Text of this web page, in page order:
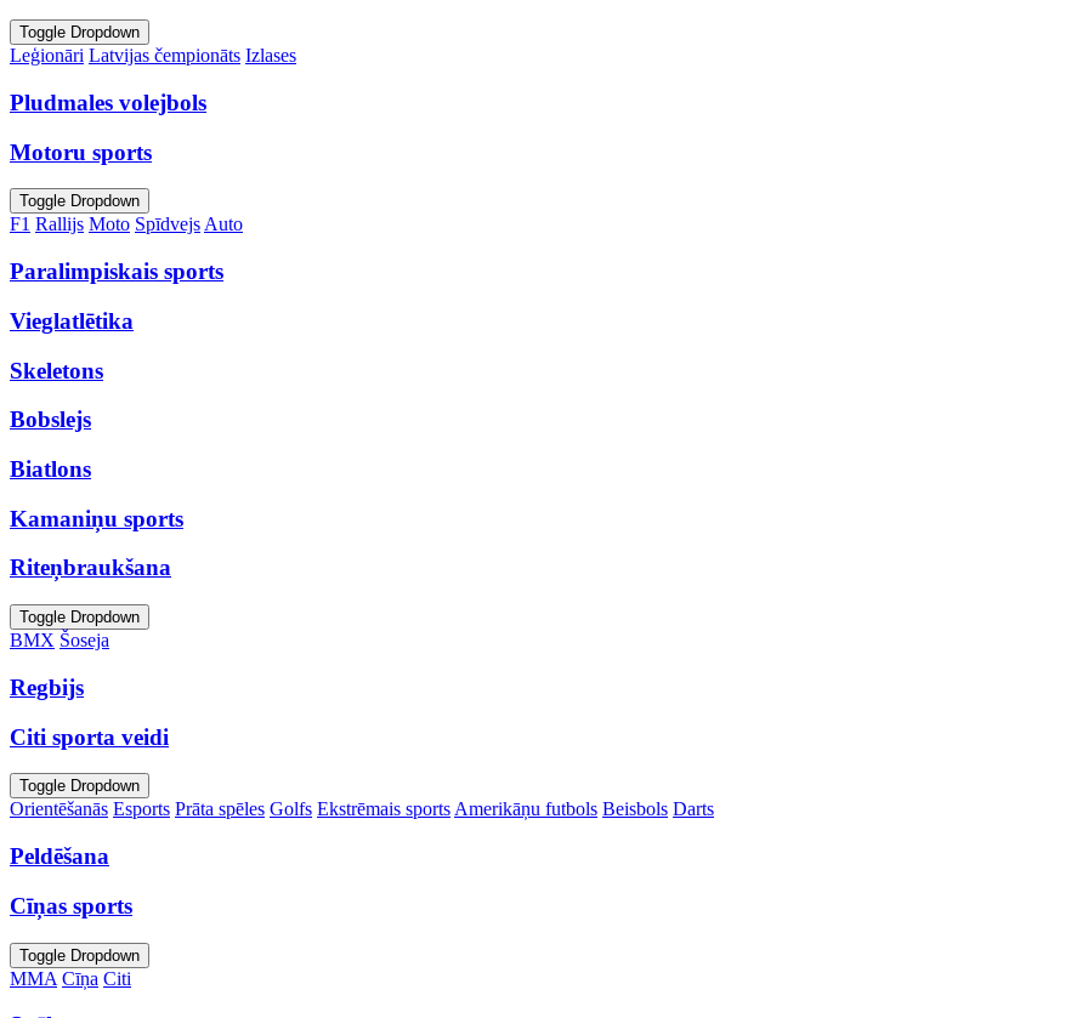
Toggle Dropdown
Leģionāri Latvijas čempionāts Izlases
Pludmales volejbols
Motoru sports
Toggle Dropdown
F1 Rallijs Moto SpīdvejsAuto
Paralimpiskais sports
Vieglatlētika
Skeletons
Bobslejs
Biatlons
Kamaniņu sports
Riteņbraukšana
Toggle Dropdown
BMX Šoseja
Regbijs
Citi sporta veidi
Toggle Dropdown
Orientēšanās Esports Prāta spēles Golfs Ekstrēmais sports Amerikāņu futbols Beisbols Darts
Peldēšana
Cīņas sports
Toggle Dropdown
MMA Cīņa Citi